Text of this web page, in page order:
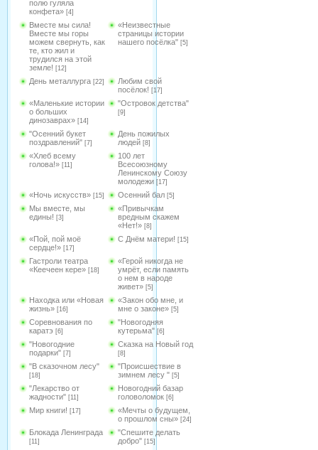
полю гуляла
конфета» [4]
Вместе мы сила!
Вместе мы горы
можем свернуть, как
те, кто жил и
трудился на этой
земле! [12]
«Неизвестные
страницы истории
нашего посёлка" [5]
День металлурга [22]
Любим свой
посёлок! [17]
«Маленькие истории
о больших
динозаврах» [14]
"Островок детства"
[9]
"Осенний букет
поздравлений" [7]
День пожилых
людей [8]
«Хлеб всему
голова!» [11]
100 лет
Всесоюзному
Ленинскому Союзу
молодежи [17]
«Ночь искусств» [15] Осенний бал [5]
Мы вместе, мы
едины! [3]
«Привычкам
вредным скажем
«Нет!» [8]
«Пой, пой моё
сердце!» [17]
С Днём матери! [15]
Гастроли театра
«Кеечеен кере» [18]
«Герой никогда не
умрёт, если память
о нем в народе
живет» [5]
Находка или «Новая
жизнь» [16]
«Закон обо мне, и
мне о законе» [5]
Соревнования по
каратэ [6]
"Новогодняя
кутерьма" [6]
"Новогодние
подарки" [7]
Сказка на Новый год
[8]
"В сказочном лесу"
[18]
"Происшествие в
зимнем лесу " [5]
"Лекарство от
жадности" [11]
Новогодний базар
головоломок [6]
Мир книги! [17]
«Мечты о будущем,
о прошлом сны» [24]
Блокада Ленинграда
[11]
"Спешите делать
добро" [15]